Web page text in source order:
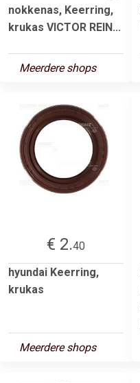
nokkenas, Keerring,
krukas VICTOR REIN...
Meerdere shops
€ 2.40
hyundai Keerring,
krukas
Meerdere shops